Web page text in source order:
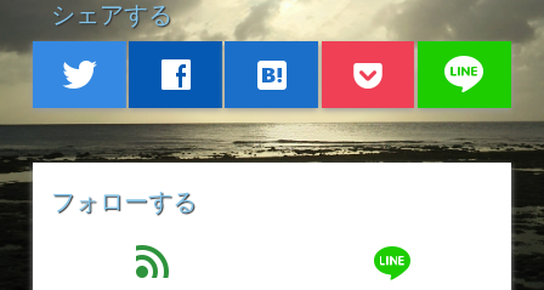
シェアする
twitter facebook hatenabookmark line
フォローする
feed line